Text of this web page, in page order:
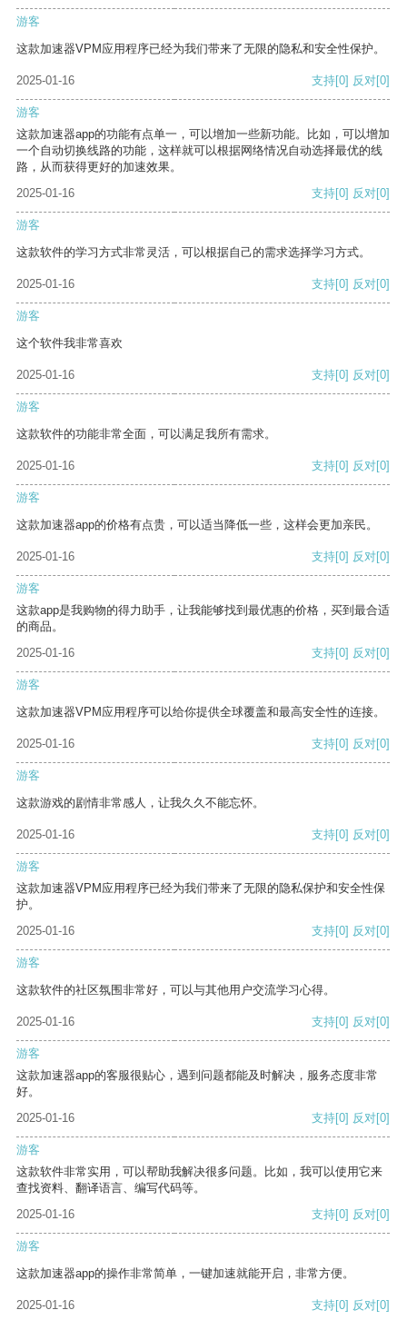
游客
这款加速器VPM应用程序已经为我们带来了无限的隐私和安全性保护。
2025-01-16 支持[0] 反对[0]
游客
这款加速器app的功能有点单一，可以增加一些新功能。比如，可以增加
一个自动切换线路的功能，这样就可以根据网络情况自动选择最优的线
路，从而获得更好的加速效果。
2025-01-16
支持[0] 反对[0]
游客
这款软件的学习方式非常灵活，可以根据自己的需求选择学习方式。
2025-01-16 支持[0] 反对[0]
游客
这个软件我非常喜欢
2025-01-16 支持[0] 反对[0]
游客
这款软件的功能非常全面，可以满足我所有需求。
2025-01-16 支持[0] 反对[0]
游客
这款加速器app的价格有点贵，可以适当降低一些，这样会更加亲民。
2025-01-16 支持[0] 反对[0]
游客
这款app是我购物的得力助手，让我能够找到最优惠的价格，买到最合适
的商品。
2025-01-16
支持[0] 反对[0]
游客
这款加速器VPM应用程序可以给你提供全球覆盖和最高安全性的连接。
2025-01-16 支持[0] 反对[0]
游客
这款游戏的剧情非常感人，让我久久不能忘怀。
2025-01-16 支持[0] 反对[0]
游客
这款加速器VPM应用程序已经为我们带来了无限的隐私保护和安全性保
护。
2025-01-16
支持[0] 反对[0]
游客
这款软件的社区氛围非常好，可以与其他用户交流学习心得。
2025-01-16 支持[0] 反对[0]
游客
这款加速器app的客服很贴心，遇到问题都能及时解决，服务态度非常
好。
2025-01-16
支持[0] 反对[0]
游客
这款软件非常实用，可以帮助我解决很多问题。比如，我可以使用它来
查找资料、翻译语言、编写代码等。
2025-01-16
支持[0] 反对[0]
游客
这款加速器app的操作非常简单，一键加速就能开启，非常方便。
2025-01-16 支持[0] 反对[0]